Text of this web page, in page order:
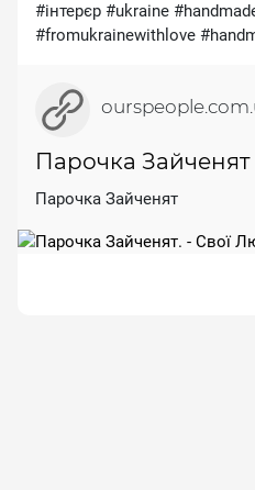
#інтерєр #ukraine
#fromukrainewithlove
Парочка Зайченят
Парочка Зайченят